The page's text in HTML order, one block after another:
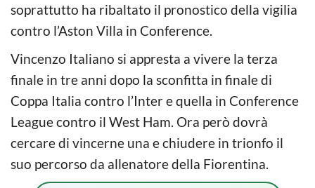
soprattutto ha ribaltato il pronostico della vigilia
contro l’Aston Villa in Conference.
Vincenzo Italiano si appresta a vivere la terza
finale in tre anni dopo la sconfitta in finale di
Coppa Italia contro l’Inter e quella in Conference
League contro il West Ham. Ora però dovrà
cercare di vincerne una e chiudere in trionfo il
suo percorso da allenatore della Fiorentina.